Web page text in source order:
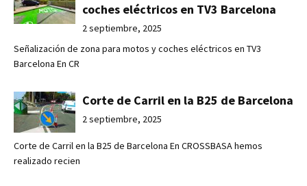
coches eléctricos en TV3 Barcelona
2 septiembre, 2025
Señalización de zona para motos y coches eléctricos en TV3
Barcelona En CR
Corte de Carril en la B25 de Barcelona
2 septiembre, 2025
Corte de Carril en la B25 de Barcelona En CROSSBASA hemos
realizado recien